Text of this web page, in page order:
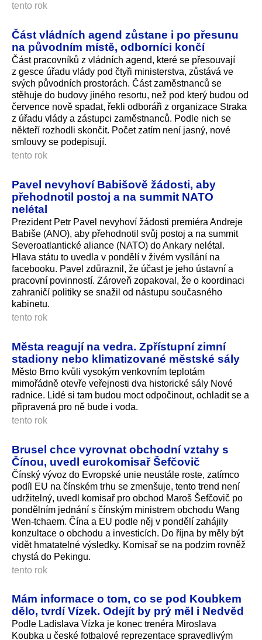
tento rok
Část vládních agend zůstane i po přesunu
na původním místě, odborníci končí
Část pracovníků z vládních agend, které se přesouvají
z gesce úřadu vlády pod čtyři ministerstva, zůstává ve
svých původních prostorách. Část zaměstnanců se
stěhuje do budovy jiného resortu, než pod který budou od
července nově spadat, řekli odboráři z organizace Straka
z úřadu vlády a zástupci zaměstnanců. Podle nich se
někteří rozhodli skončit. Počet zatím není jasný, nové
smlouvy se podepisují.
tento rok
Pavel nevyhoví Babišově žádosti, aby
přehodnotil postoj a na summit NATO
nelétal
Prezident Petr Pavel nevyhoví žádosti premiéra Andreje
Babiše (ANO), aby přehodnotil svůj postoj a na summit
Severoatlantické aliance (NATO) do Ankary nelétal.
Hlava státu to uvedla v pondělí v živém vysílání na
facebooku. Pavel zdůraznil, že účast je jeho ústavní a
pracovní povinností. Zároveň zopakoval, že o koordinaci
zahraničí politiky se snažil od nástupu současného
kabinetu.
tento rok
Města reagují na vedra. Zpřístupní zimní
stadiony nebo klimatizované městské sály
Město Brno kvůli vysokým venkovním teplotám
mimořádně otevře veřejnosti dva historické sály Nové
radnice. Lidé si tam budou moct odpočinout, ochladit se a
připravená pro ně bude i voda.
tento rok
Brusel chce vyrovnat obchodní vztahy s
Čínou, uvedl eurokomisař Šefčovič
Čínský vývoz do Evropské unie neustále roste, zatímco
podíl EU na čínském trhu se zmenšuje, tento trend není
udržitelný, uvedl komisař pro obchod Maroš Šefčovič po
pondělním jednání s čínským ministrem obchodu Wang
Wen-tchaem. Čína a EU podle něj v pondělí zahájily
konzultace o obchodu a investicích. Do října by měly být
vidět hmatatelné výsledky. Komisař se na podzim rovněž
chystá do Pekingu.
tento rok
Mám informace o tom, co se pod Koubkem
dělo, tvrdí Vízek. Odejít by prý měl i Nedvěd
Podle Ladislava Vízka je konec trenéra Miroslava
Koubka u české fotbalové reprezentace spravedlivým